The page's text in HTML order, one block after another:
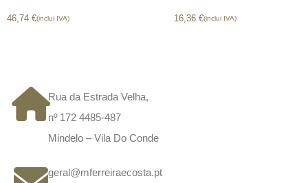
46,74 €(inclui IVA) 16,36 €(inclui IVA)
Rua da Estrada Velha,
nº 172 4485-487
Mindelo – Vila Do Conde
geral@mferreiraecosta.pt